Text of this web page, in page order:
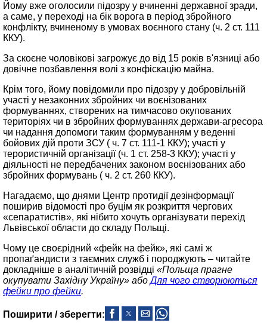
Йому вже оголосили підозру у вчиненні державної зради,
а саме, у переході на бік ворога в період збройного
конфлікту, вчиненому в умовах воєнного стану (ч. 2 ст. 111
ККУ).
За скоєне чоловікові загрожує до від 15 років в'язниці або
довічне позбавлення волі з конфіскацію майна.
Крім того, йому повідомили про підозру у добровільній
участі у незаконних збройних чи воєнізованих
формуваннях, створених на тимчасово окупованих
територіях чи в збройних формуваннях держави-агресора
чи надання допомоги таким формуванням у веденні
бойових дій проти ЗСУ ( ч. 7 ст. 111-1 ККУ); участі у
терористичній організації (ч. 1 ст. 258-3 ККУ); участі у
діяльності не передбачених законом воєнізованих або
збройних формувань ( ч. 2 ст. 260 ККУ).
Нагадаємо, що днями Центр протидії дезінформації
поширив відомості про буцім як розкриття чергових
«сепаратистів», які нібито хочуть організувати перехід
Львівської области до складу Польщі.
Чому це своєрідний «фейк на фейк», які самі ж
пропаґандисти з таємних служб і породжують – читайте
докладніше в аналітичній розвідці «Польща прагне
окупувати Західну Україну» абоДля чого створюються
фейки про фейки.
Поширити / зберегти: